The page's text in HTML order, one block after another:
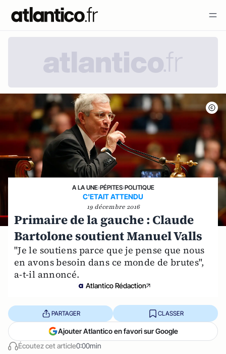
A LA UNE›PÉPITES›POLITIQUE
C'ETAIT ATTENDU
19 décembre 2016
Primaire de la gauche : Claude
Bartolone soutient Manuel Valls
"Je le soutiens parce que je pense que nous
en avons besoin dans ce monde de brutes",
a-t-il annoncé.
Atlantico Rédaction
Écoutez cet article0:00min
PARTAGER CLASSER
Ajouter Atlantico en favori sur Google